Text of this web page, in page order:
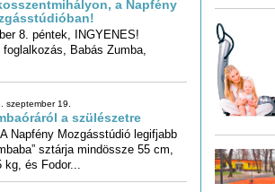
8. péntek, INGYENES!
Babás Zumba,
szeptember 19.
a szülészetre
Mozgásstúdió legifjabb
sztárja mindössze 55 cm,
kg, és Fodor...